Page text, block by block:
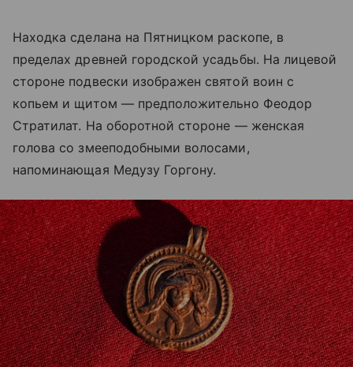
Находка сделана на Пятницком раскопе, в
пределах древней городской усадьбы. На лицевой
стороне подвески изображен святой воин с
копьем и щитом — предположительно Феодор
Стратилат. На оборотной стороне — женская
голова со змееподобными волосами,
напоминающая Медузу Горгону.